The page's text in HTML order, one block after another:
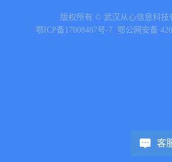
版权所有 © 武汉从心信息科技
鄂ICP备17008487号-7 鄂公网安备
客